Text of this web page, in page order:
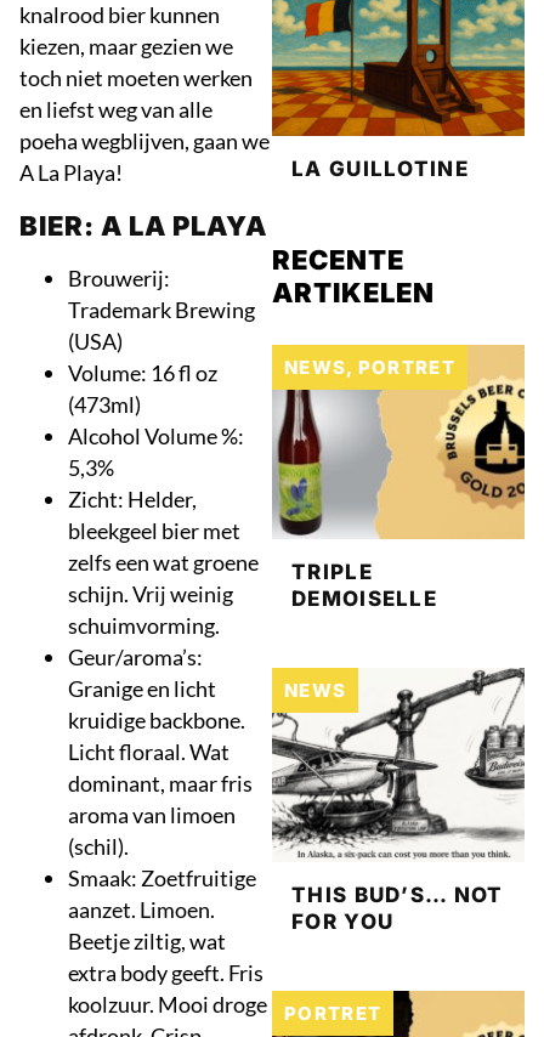
knalrood bier kunnen
kiezen, maar gezien we
toch niet moeten werken
en liefst weg van alle
poeha wegblijven, gaan we
A La Playa!
BIER: A LA PLAYA
Brouwerij:
Trademark Brewing
(USA)
Volume: 16 fl oz
(473ml)
Alcohol Volume %:
5,3%
Zicht: Helder,
bleekgeel bier met
zelfs een wat groene
schijn. Vrij weinig
schuimvorming.
Geur/aroma’s:
Granige en licht
kruidige backbone.
Licht floraal. Wat
dominant, maar fris
aroma van limoen
(schil).
Smaak: Zoetfruitige
aanzet. Limoen.
Beetje ziltig, wat
extra body geeft. Fris
koolzuur. Mooi droge
LA GUILLOTINE
RECENTE
ARTIKELEN
NEWS, PORTRET
TRIPLE
DEMOISELLE
NEWS
THIS BUD’S… NOT
FOR YOU
PORTRET